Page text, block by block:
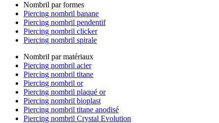
Nombril par formes
Piercing nombril banane
Piercing nombril pendentif
Piercing nombril clicker
Piercing nombril spirale
Nombril par matériaux
Piercing nombril acier
Piercing nombril titane
Piercing nombril or
Piercing nombril plaqué or
Piercing nombril bioplast
Piercing nombril titane anodisé
Piercing nombril Crystal Evolution